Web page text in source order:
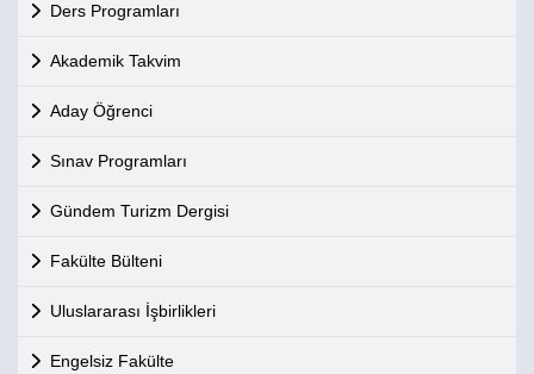
Ders Programları
Akademik Takvim
Aday Öğrenci
Sınav Programları
Gündem Turizm Dergisi
Fakülte Bülteni
Uluslararası İşbirlikleri
Engelsiz Fakülte